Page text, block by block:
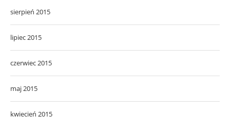
sierpień 2015
lipiec 2015
czerwiec 2015
maj 2015
kwiecień 2015